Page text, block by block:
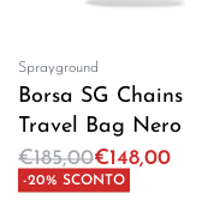
Sprayground
Borsa SG Chains
Travel Bag Nero
€185,00€148,00
-20% SCONTO
Aggiungi al carrello